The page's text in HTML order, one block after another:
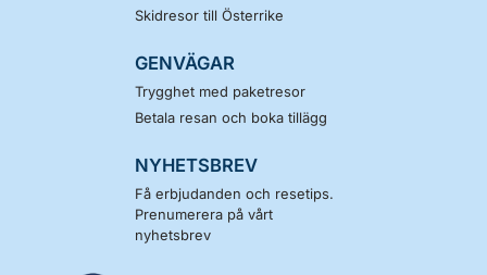
Skidresor till Österrike
GENVÄGAR
Trygghet med paketresor
Betala resan och boka tillägg
NYHETSBREV
Få erbjudanden och resetips.
Prenumerera på vårt
nyhetsbrev